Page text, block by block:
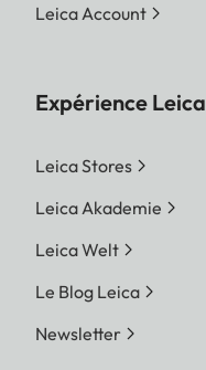
Leica Account
Expérience Leica
Leica Stores
Leica Akademie
Leica Welt
Le Blog Leica
Newsletter